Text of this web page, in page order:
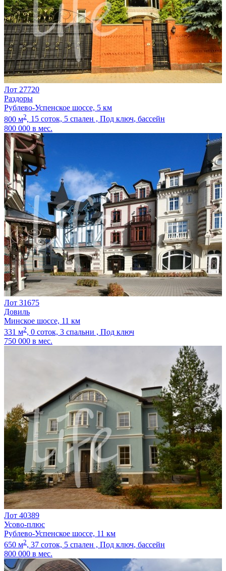
Лот 27720
Раздоры
Рублево-Успенское шоссе, 5 км
800 м2, 15 соток, 5 спален , Под ключ, бассейн
800 000 в мес.
Лот 31675
Довиль
Минское шоссе, 11 км
331 м2, 0 соток, 3 спальни , Под ключ
750 000 в мес.
Лот 40389
Усово-плюс
Рублево-Успенское шоссе, 11 км
650 м2, 37 соток, 5 спален , Под ключ, бассейн
800 000 в мес.